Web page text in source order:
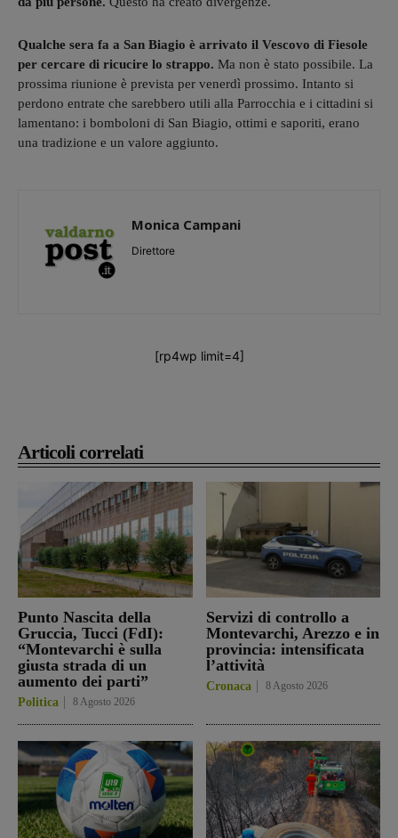
Articoli correlati
Punto Nascita della
Gruccia, Tucci (FdI):
“Montevarchi è sulla
giusta strada di un
aumento dei parti”
Politica 8 Agosto 2026
Servizi di controllo a
Montevarchi, Arezzo e in
provincia: intensificata
l’attività
Cronaca 8 Agosto 2026
Qualche sera fa a San Biagio è arrivato il Vescovo di Fiesole
per cercare di ricucire lo strappo. Ma non è stato possibile. La
prossima riunione è prevista per venerdì prossimo. Intanto si
perdono entrate che sarebbero utili alla Parrocchia e i cittadini si
lamentano: i bomboloni di San Biagio, ottimi e saporiti, erano
una tradizione e un valore aggiunto.
Monica Campani
Direttore
[rp4wp limit=4]